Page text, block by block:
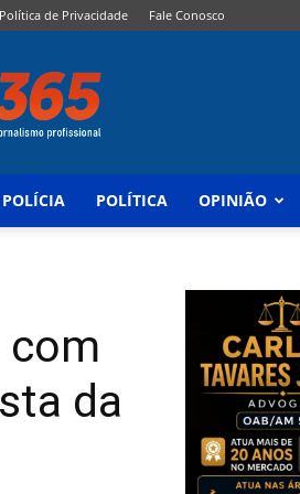
Política de Privacidade Fale Conosco
POLÍCIA POLÍTICA OPINIÃO
da